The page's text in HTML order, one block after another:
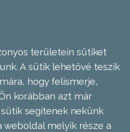
területein sütiket
A sütik lehetővé teszik
hogy felismerje,
korábban azt már
segítenek nekünk
weboldal melyik része a